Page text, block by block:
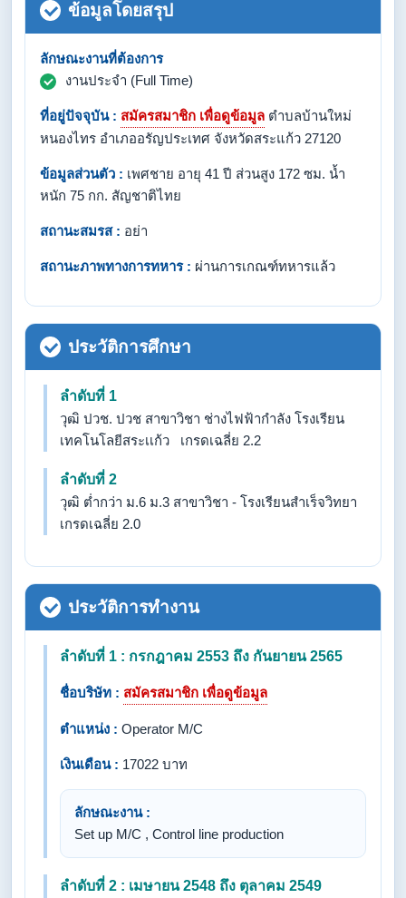
ข้อมูลโดยสรุป
ลักษณะงานที่ต้องการ
งานประจำ (Full Time)
ที่อยู่ปัจจุบัน : สมัครสมาชิก เพื่อดูข้อมูล ตำบลบ้านใหม่
หนองไทร อำเภออรัญประเทศ จังหวัดสระแก้ว 27120
ข้อมูลส่วนตัว : เพศชาย อายุ 41 ปี ส่วนสูง 172 ซม. น้ำ
หนัก 75 กก. สัญชาติไทย
สถานะสมรส : อย่า
สถานะภาพทางการทหาร : ผ่านการเกณฑ์ทหารแล้ว
ประวัติการศึกษา
ลำดับที่ 1
วุฒิ ปวช. ปวช สาขาวิชา ช่างไฟฟ้ากำลัง โรงเรียน
เทคโนโลยีสระเเก้ว เกรดเฉลี่ย 2.2
ลำดับที่ 2
วุฒิ ต่ำกว่า ม.6 ม.3 สาขาวิชา - โรงเรียนสำเร็จวิทยา
เกรดเฉลี่ย 2.0
ประวัติการทำงาน
ลำดับที่ 1 : กรกฎาคม 2553 ถึง กันยายน 2565
ชื่อบริษัท : สมัครสมาชิก เพื่อดูข้อมูล
ตำแหน่ง : Operator M/C
เงินเดือน : 17022 บาท
ลักษณะงาน :
Set up M/C , Control line production
ลำดับที่ 2 : เมษายน 2548 ถึง ตุลาคม 2549